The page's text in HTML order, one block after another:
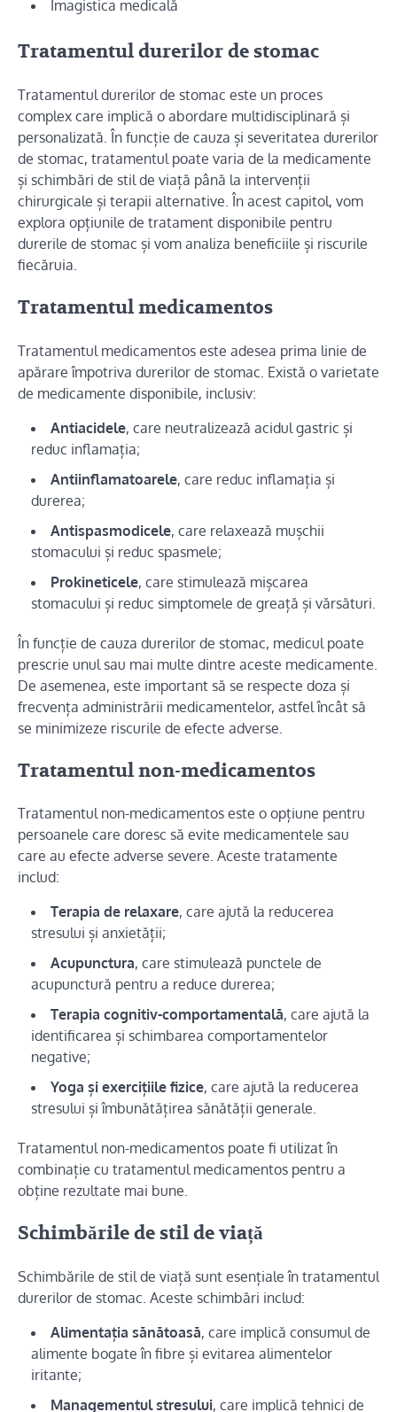
Imagistica medicală
Tratamentul durerilor de stomac
Tratamentul durerilor de stomac este un proces
complex care implică o abordare multidisciplinară și
personalizată. În funcție de cauza și severitatea durerilor
de stomac, tratamentul poate varia de la medicamente
și schimbări de stil de viață până la intervenții
chirurgicale și terapii alternative. În acest capitol, vom
explora opțiunile de tratament disponibile pentru
durerile de stomac și vom analiza beneficiile și riscurile
fiecăruia.
Tratamentul medicamentos
Tratamentul medicamentos este adesea prima linie de
apărare împotriva durerilor de stomac. Există o varietate
de medicamente disponibile, inclusiv:
Antiacidele, care neutralizează acidul gastric și
reduc inflamația;
Antiinflamatoarele, care reduc inflamația și
durerea;
Antispasmodicele, care relaxează mușchii
stomacului și reduc spasmele;
Prokineticele, care stimulează mișcarea
stomacului și reduc simptomele de greață și vărsături.
În funcție de cauza durerilor de stomac, medicul poate
prescrie unul sau mai multe dintre aceste medicamente.
De asemenea, este important să se respecte doza și
frecvența administrării medicamentelor, astfel încât să
se minimizeze riscurile de efecte adverse.
Tratamentul non-medicamentos
Tratamentul non-medicamentos este o opțiune pentru
persoanele care doresc să evite medicamentele sau
care au efecte adverse severe. Aceste tratamente
includ:
Terapia de relaxare, care ajută la reducerea
stresului și anxietății;
Acupunctura, care stimulează punctele de
acupunctură pentru a reduce durerea;
Terapia cognitiv-comportamentală, care ajută la
identificarea și schimbarea comportamentelor
negative;
Yoga și exercițiile fizice, care ajută la reducerea
stresului și îmbunătățirea sănătății generale.
Tratamentul non-medicamentos poate fi utilizat în
combinație cu tratamentul medicamentos pentru a
obține rezultate mai bune.
Schimbările de stil de viață
Schimbările de stil de viață sunt esențiale în tratamentul
durerilor de stomac. Aceste schimbări includ:
Alimentația sănătoasă, care implică consumul de
alimente bogate în fibre și evitarea alimentelor
iritante;
Managementul stresului, care implică tehnici de